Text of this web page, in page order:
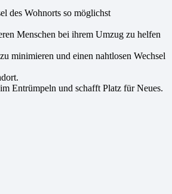
des Wohnorts so möglichst
Menschen bei ihrem Umzug zu helfen
minimieren und einen nahtlosen Wechsel
Entrümpeln und schafft Platz für Neues.